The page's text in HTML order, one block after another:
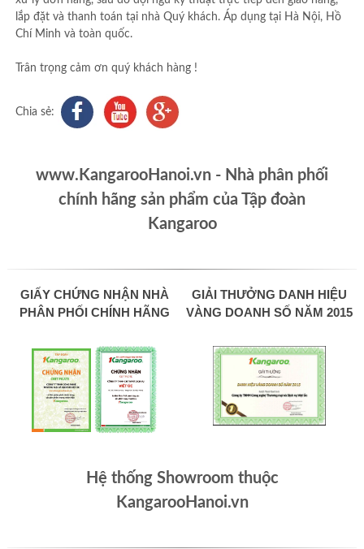
lắp đặt và thanh toán tại nhà Quý khách. Áp dụng tại Hà Nội, Hồ
Chí Minh và toàn quốc.
Trân trọng cảm ơn quý khách hàng !
Chia sẻ:
www.KangarooHanoi.vn - Nhà phân phối
chính hãng sản phẩm của Tập đoàn
Kangaroo
GIẤY CHỨNG NHẬN NHÀ
PHÂN PHỐI CHÍNH HÃNG
GIẢI THƯỞNG DANH HIỆU
VÀNG DOANH SỐ NĂM 2015
Hệ thống Showroom thuộc
KangarooHanoi.vn